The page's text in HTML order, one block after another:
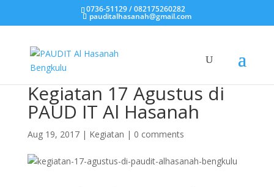
0736-51129 / 082175260282
pauditalhasanah@gmail.com
Kegiatan 17 Agustus di
PAUD IT Al Hasanah
Aug 19, 2017| Kegiatan | 0 comments